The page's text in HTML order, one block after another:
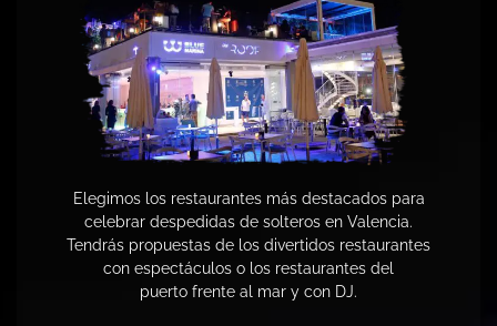
Elegimos los restaurantes más destacados para
celebrar despedidas de solteros en Valencia.
Tendrás propuestas de los divertidos restaurantes
con espectáculos o los restaurantes del
puerto frente al mar y con DJ.